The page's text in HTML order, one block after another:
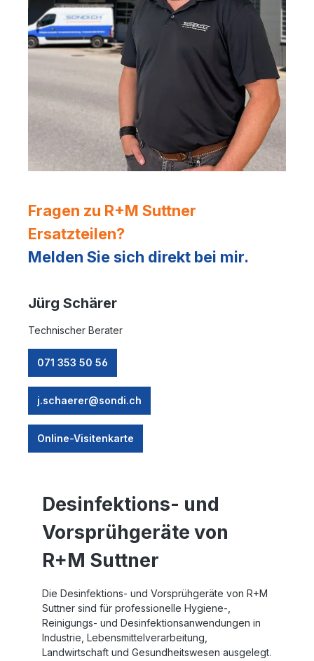
Fragen zu R+M Suttner
Ersatzteilen?
Melden Sie sich direkt bei mir.
Jürg Schärer
Technischer Berater
071 353 50 56
j.schaerer@sondi.ch
Online-Visitenkarte
Desinfektions- und
Vorsprühgeräte von
R+M Suttner
Die Desinfektions- und Vorsprühgeräte von R+M
Suttner sind für professionelle Hygiene-,
Reinigungs- und Desinfektionsanwendungen in
Industrie, Lebensmittelverarbeitung,
Landwirtschaft und Gesundheitswesen ausgelegt.